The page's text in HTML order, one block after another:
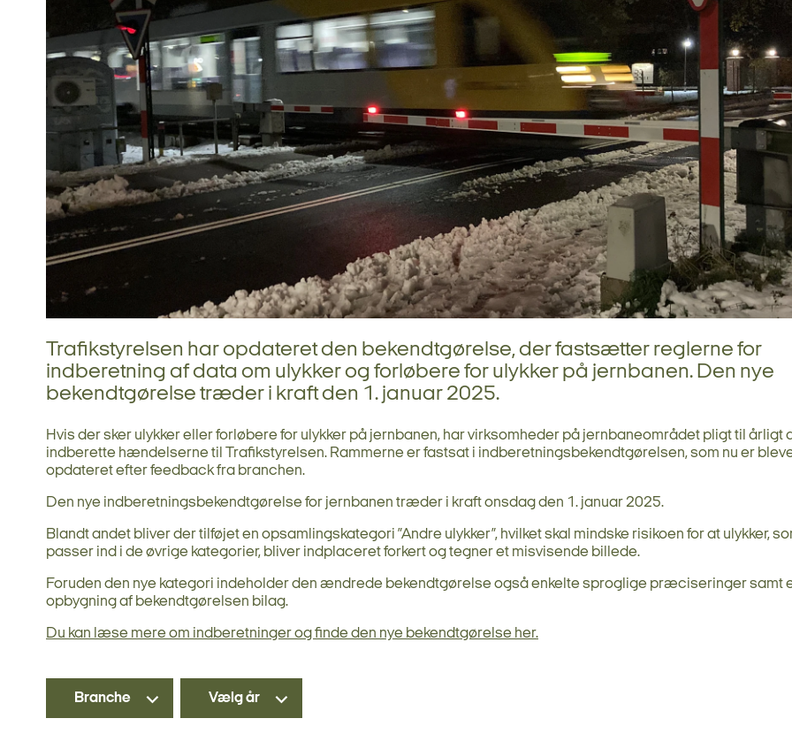
Trafikstyrelsen har opdateret den bekendtgørelse, der fastsætter reglerne for
indberetning af data om ulykker og forløbere for ulykker på jernbanen. Den nye
bekendtgørelse træder i kraft den 1. januar 2025.
Hvis der sker ulykker eller forløbere for ulykker på jernbanen, har virksomheder på jernbaneområdet pligt til årligt
indberette hændelserne til Trafikstyrelsen. Rammerne er fastsat i indberetningsbekendtgørelsen, som nu er
opdateret efter feedback fra branchen.
Den nye indberetningsbekendtgørelse for jernbanen træder i kraft onsdag den 1. januar 2025.
Blandt andet bliver der tilføjet en opsamlingskategori ”Andre ulykker”, hvilket skal mindske risikoen for at ulykker,
passer ind i de øvrige kategorier, bliver indplaceret forkert og tegner et misvisende billede.
Foruden den nye kategori indeholder den ændrede bekendtgørelse også enkelte sproglige præciseringer samt
opbygning af bekendtgørelsen bilag.
Du kan læse mere om indberetninger og finde den nye bekendtgørelse her.
Branche Vælg år